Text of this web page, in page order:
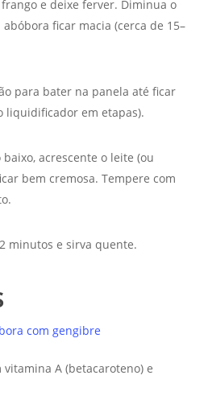
e deixe ferver. Diminua o
ficar macia (cerca de 15–
para bater na panela até ficar
liquidificador em etapas).
acrescente o leite (ou
bem cremosa. Tempere com
minutos e sirva quente.
com gengibre
A (betacaroteno) e